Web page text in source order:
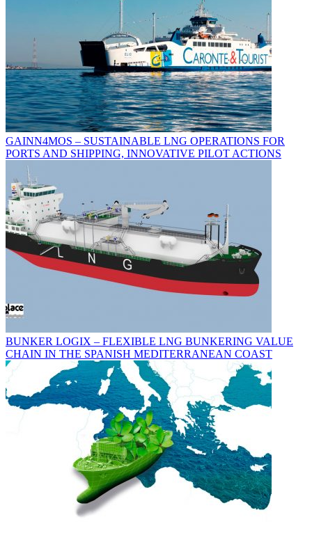
GAINN4MOS – SUSTAINABLE LNG OPERATIONS FOR
PORTS AND SHIPPING, INNOVATIVE PILOT ACTIONS
BUNKER LOGIX – FLEXIBLE LNG BUNKERING VALUE
CHAIN IN THE SPANISH MEDITERRANEAN COAST